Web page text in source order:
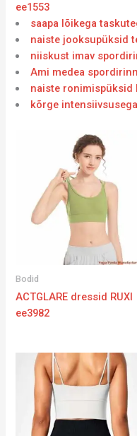
ee1553
saapa lõikega
naiste jooksupüksid
niiskust imav
Ami medea
naiste ronimispüksid
kõrge
Bodid
ACTGLARE dressid RUXI
ee3982